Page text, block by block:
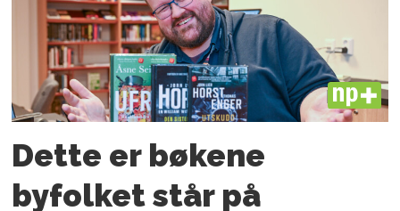
PLUS
Dette er bøkene
byfolket står på